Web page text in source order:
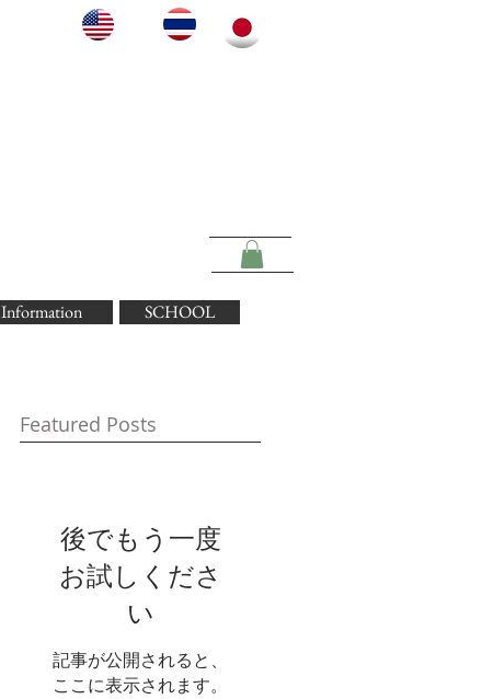
Information SCHOOL
Featured Posts
後でもう一度
お試しくださ
い
記事が公開されると、
ここに表示されます。